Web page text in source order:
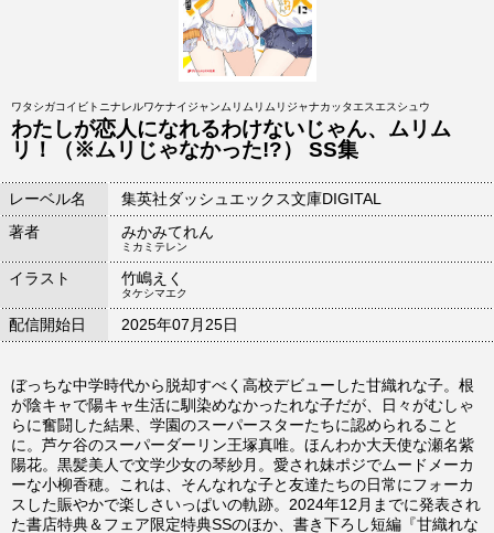
ワタシガコイビトニナレルワケナイジャンムリムリムリジャナカッタエスエスシュウ
わたしが恋人になれるわけないじゃん、ムリム
リ！（※ムリじゃなかった!?） SS集
レーベル名
集英社ダッシュエックス文庫DIGITAL
著者
みかみてれん
ミカミテレン
イラスト 竹嶋えく
タケシマエク
配信開始日 2025年07月25日
ぼっちな中学時代から脱却すべく高校デビューした甘織れな子。根
が陰キャで陽キャ生活に馴染めなかったれな子だが、日々がむしゃ
らに奮闘した結果、学園のスーパースターたちに認められること
に。芦ケ谷のスーパーダーリン王塚真唯。ほんわか大天使な瀬名紫
陽花。黒髪美人で文学少女の琴紗月。愛され妹ポジでムードメーカ
ーな小柳香穂。これは、そんなれな子と友達たちの日常にフォーカ
スした賑やかで楽しさいっぱいの軌跡。2024年12月までに発表され
た書店特典＆フェア限定特典SSのほか、書き下ろし短編『甘織れな